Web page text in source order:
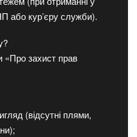
або кур’єру служби).
«Про захист прав
(відсутні плями,